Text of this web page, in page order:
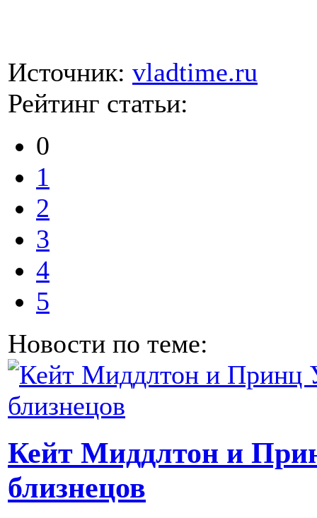
Источник: vladtime.ru
Рейтинг статьи:
0
1
2
3
4
5
Новости по теме:
Кейт Миддлтон и
близнецов